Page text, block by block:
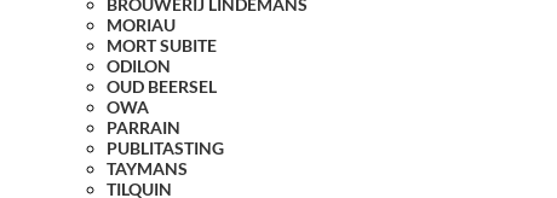
BROUWERIJ LINDEMANS
MORIAU
MORT SUBITE
ODILON
OUD BEERSEL
OWA
PARRAIN
PUBLITASTING
TAYMANS
TILQUIN